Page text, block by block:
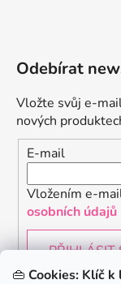
👜 Cookies: Klíč k
Odebírat
Vložte svůj e-
nových
E-mail
Vložením e-
osobních údajů
PŘIHLÁSIT